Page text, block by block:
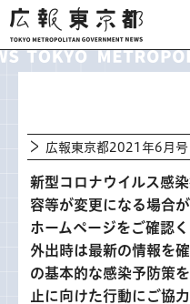
広報東京都
広報東京都2021年6月号
新型コロナウイルス感
容等が変更になる場合
ホームページをご確認く
外出時は最新の情報を
の基本的な感染予防策
止に向けた行動にご協